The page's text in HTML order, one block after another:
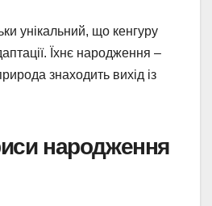
унікальний, що кенгуру
Їхнє народження –
знаходить вихід із
народження